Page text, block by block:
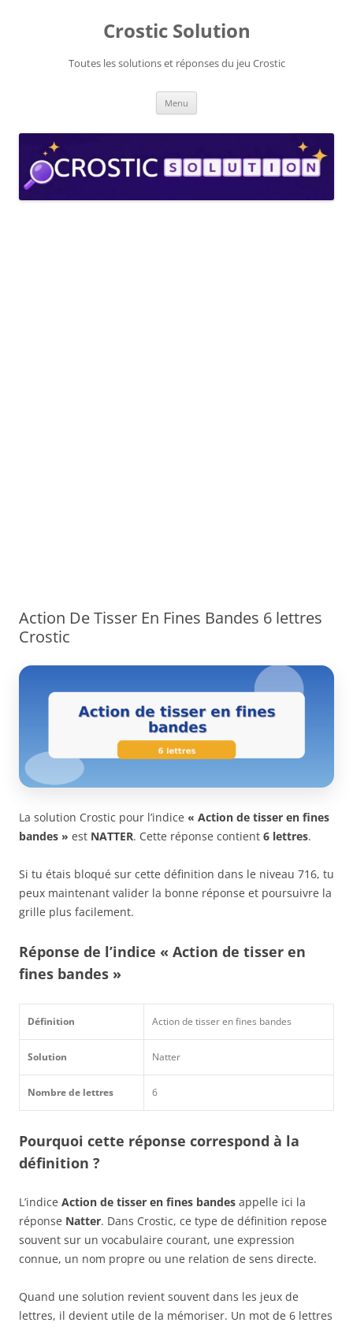
Crostic Solution
Toutes les solutions et réponses du jeu Crostic
Menu
Action De Tisser En Fines Bandes 6 lettres
Crostic
La solution Crostic pour l’indice « Action de tisser en fines
bandes » est NATTER. Cette réponse contient 6 lettres.
Si tu étais bloqué sur cette définition dans le niveau 716, tu
peux maintenant valider la bonne réponse et poursuivre la
grille plus facilement.
Réponse de l’indice « Action de tisser en
fines bandes »
Définition Action de tisser en fines bandes
Solution Natter
Nombre de lettres 6
Pourquoi cette réponse correspond à la
définition ?
L’indice Action de tisser en fines bandes appelle ici la
réponse Natter. Dans Crostic, ce type de définition repose
souvent sur un vocabulaire courant, une expression
connue, un nom propre ou une relation de sens directe.
Quand une solution revient souvent dans les jeux de
lettres, il devient utile de la mémoriser. Un mot de 6 lettres